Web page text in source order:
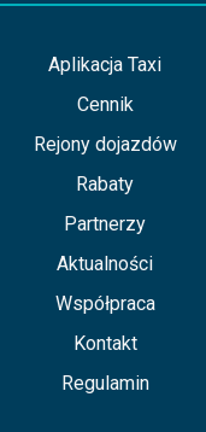
Aplikacja Taxi
Cennik
Rejony dojazdów
Rabaty
Partnerzy
Aktualności
Współpraca
Kontakt
Regulamin